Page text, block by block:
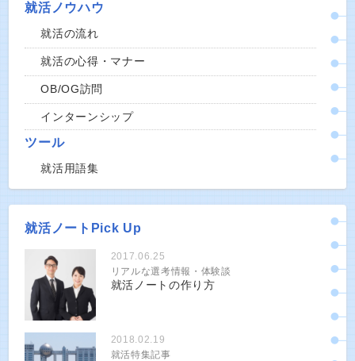
就活ノウハウ
就活の流れ
就活の心得・マナー
OB/OG訪問
インターンシップ
ツール
就活用語集
就活ノートPick Up
2017.06.25
リアルな選考情報・体験談
就活ノートの作り方
2018.02.19
就活特集記事